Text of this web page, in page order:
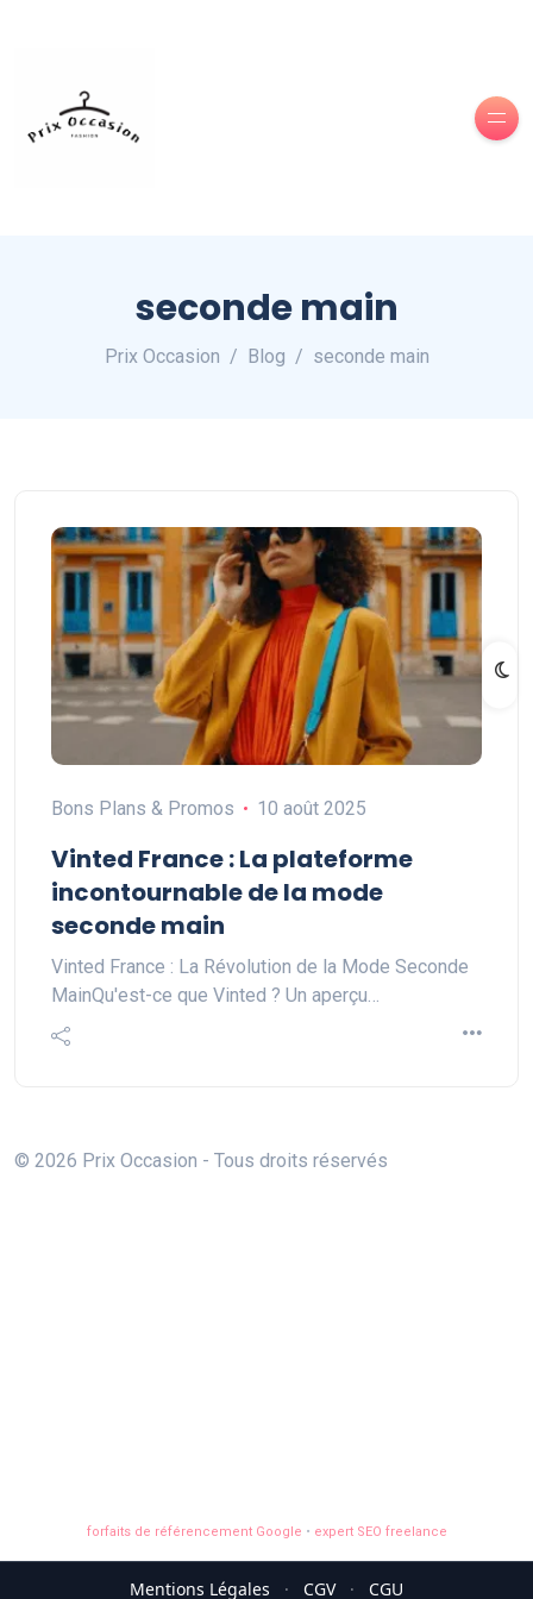
seconde main
Prix Occasion Blog seconde main
Bons Plans & Promos 10 août 2025
Vinted France : La plateforme
incontournable de la mode
seconde main
Vinted France : La Révolution de la Mode Seconde
MainQu'est-ce que Vinted ? Un aperçu…
© 2026 Prix Occasion - Tous droits réservés
forfaits de référencement Google • expert SEO freelance
Mentions Légales · CGV · CGU